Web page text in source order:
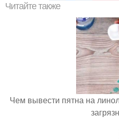
Читайте также
Чем вывести пятна на